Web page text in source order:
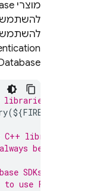
להשתמש.
libraries to the
(${
C++ library
be listed last.
SDKs for the
to use Firebase